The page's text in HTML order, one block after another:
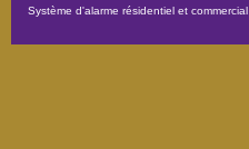
Système d'alarme résidentiel et commercial